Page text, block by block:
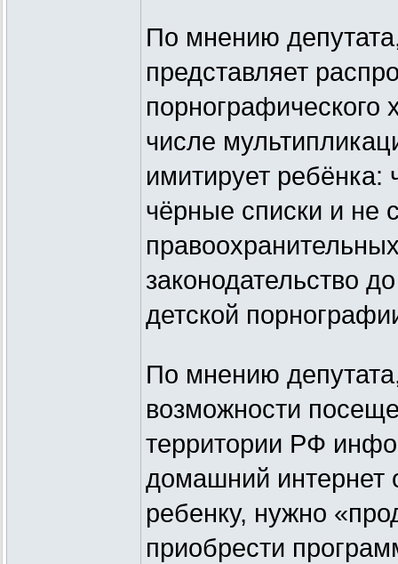
По мнению
представляет
порнографического
числе
имитирует ребёнка:
чёрные списки и не
законодательство
детской
По мнению
возможности
территории РФ
домашний интернет
ребенку, нужно
приобрести